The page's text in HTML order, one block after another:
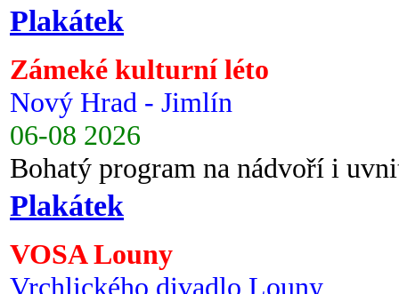
Plakátek
Zámeké kulturní léto
Nový Hrad - Jimlín
06-08 2026
Bohatý program na nádvoří i
Plakátek
VOSA Louny
Vrchlického divadlo Louny